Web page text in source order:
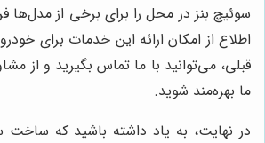
سوئیچ بنز در محل را برای برخی از مدل‌ها
اطلاع از امکان ارائه این خدمات برای
قبلی، می‌توانید با ما تماس بگیرید و از
ما بهره‌مند شوید.
در نهایت، به یاد داشته باشید که ساخت